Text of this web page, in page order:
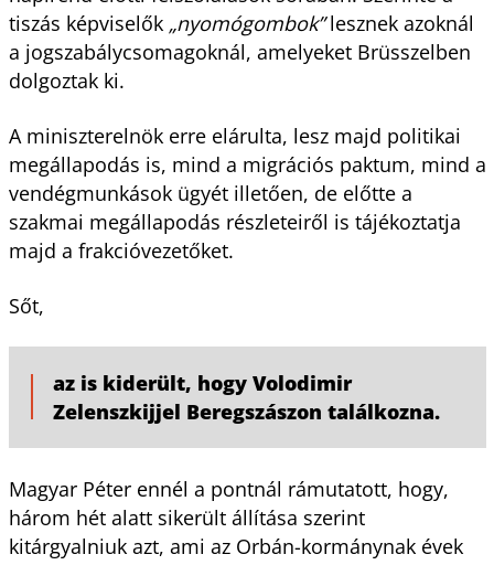
tiszás képviselők „nyomógombok”lesznek azoknál
a jogszabálycsomagoknál, amelyeket Brüsszelben
dolgoztak ki.
A miniszterelnök erre elárulta, lesz majd politikai
megállapodás is, mind a migrációs paktum, mind a
vendégmunkások ügyét illetően, de előtte a
szakmai megállapodás részleteiről is tájékoztatja
majd a frakcióvezetőket.
Sőt,
az is kiderült, hogy Volodimir
Zelenszkijjel Beregszászon találkozna.
Magyar Péter ennél a pontnál rámutatott, hogy,
három hét alatt sikerült állítása szerint
kitárgyalniuk azt, ami az Orbán-kormánynak évek